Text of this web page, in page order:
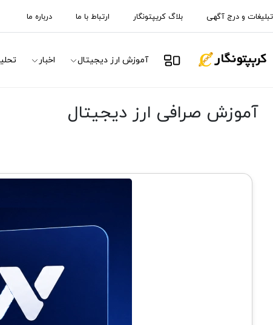
تبلیغات و درج آگهی بلاگ کریپتونگار ارتباط با ما درباره ما
آموزش ارز دیجیتال اخبار
آموزش صرافی ارز دیجیتال